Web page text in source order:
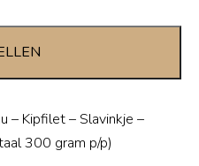
– Kipfilet – Slavinkje –
300 gram p/p)